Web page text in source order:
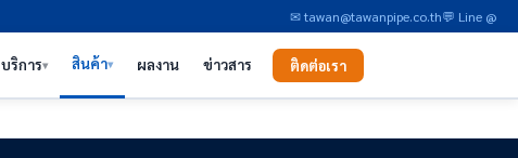
✉ tawan@tawanpipe.co.th💬 Line @
บริการ▾ สินค้า▾ ผลงาน ข่าวสาร ติดต่อเรา